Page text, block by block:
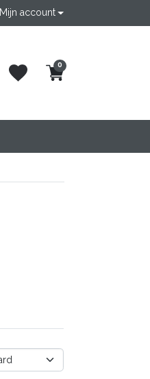
Mijn account
0